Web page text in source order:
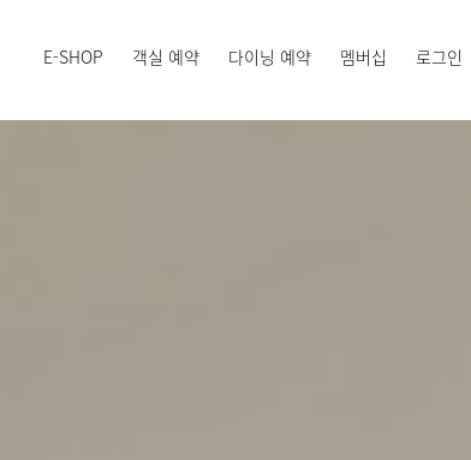
E-SHOP 객실 예약 다이닝 예약 멤버십 로그인